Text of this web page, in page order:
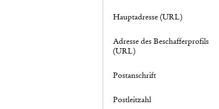
Hauptadresse (URL)
Adresse des Beschafferprofils
(URL)
Postanschrift
Postleitzahl